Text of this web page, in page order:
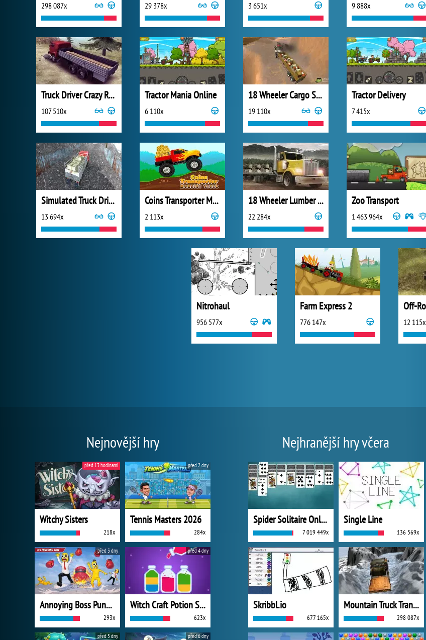
298 087x 29 378x 3 651x 9 888x
Truck Driver Crazy Road
107 510x
Tractor Mania Online
6 110x
18 Wheeler Cargo Simulator
19 110x
Tractor Delivery
7 415x
Simulated Truck Driving
13 694x
Coins Transporter Monster Truck
2 113x
18 Wheeler Lumber Cargo
22 284x
Zoo Transport
1 463 964x
Nitrohaul
956 577x
Farm Express 2
776 147x 12 115x
Nejnovější hry
Witchy Sisters
218x
před 13 hodinami
Tennis Masters 2026
284x
před 2 dny
Annoying Boss Punch Game
293x
před 3 dny
Witch Craft Potion Sort
623x
před 4 dny
před 5 dny před 6 dny
Nejhranější hry včera
Spider Solitaire Online
7 019 449x
Single Line
136 569x
Skribbl.io
677 165x
Mountain Truck Transport
298 087x